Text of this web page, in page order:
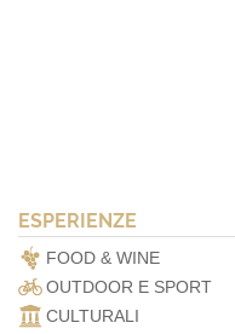
ESPERIENZE
FOOD & WINE
OUTDOOR E SPORT
CULTURALI